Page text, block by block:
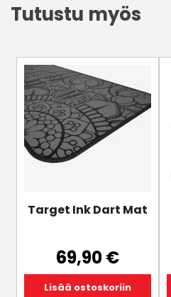
Tutustu myös
Target Ink Dart Mat
69,90€
Lisää ostoskoriin